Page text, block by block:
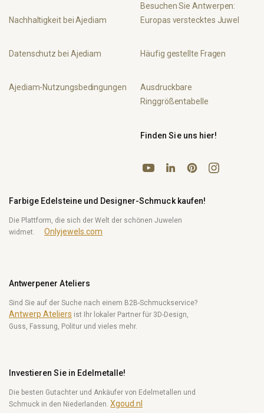
Nachhaltigkeit bei Ajediam
Datenschutz bei Ajediam
Ajediam-Nutzungsbedingungen
Besuchen Sie Antwerpen:
Europas verstecktes Juwel
Häufig gestellte Fragen
Ausdruckbare
Ringgrößentabelle
Farbige Edelsteine und Designer-Schmuck kaufen!
Die Plattform, die sich der Welt der schönen Juwelen
widmet.
Onlyjewels.com
Antwerpener Ateliers
Sind Sie auf der Suche nach einem B2B-Schmuckservice?
Antwerp Ateliers ist Ihr lokaler Partner für 3D-Design,
Guss, Fassung, Politur und vieles mehr.
Investieren Sie in Edelmetalle!
Die besten Gutachter und Ankäufer von Edelmetallen und
Schmuck in den Niederlanden. Xgoud.nl
Finden Sie uns hier!
YouTubeLinkedInPinterestInstagram